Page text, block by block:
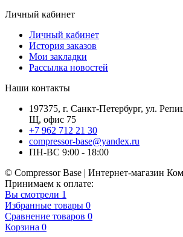
Личный кабинет
Личный кабинет
История заказов
Мои закладки
Рассылка новостей
Наши контакты
197375, г. Санкт-Петербург, ул.
Щ, офис 75
+7 962 712 21 30
compressor-base@yandex.ru
ПН-ВС 9:00 - 18:00
© Compressor Base | Интернет-магазин
Принимаем к оплате:
Вы смотрели 1
Избранные товары 0
Сравнение товаров 0
Корзина 0